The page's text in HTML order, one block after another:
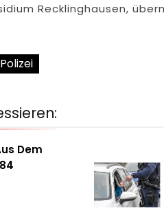
Recklinghausen,
Polizei
Dem